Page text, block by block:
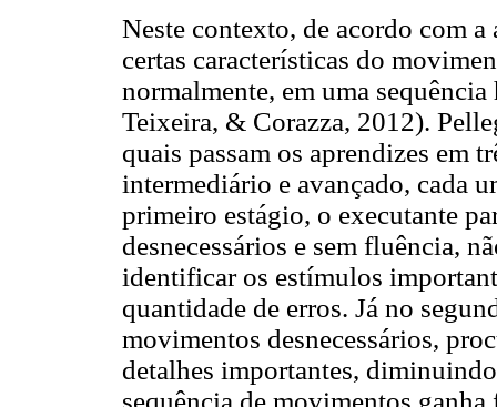
Neste contexto, de acordo com
certas características do
normalmente, em uma
Teixeira, & Corazza, 2012).
quais passam os aprendizes em
intermediário e avançado, cada
primeiro estágio, o executante
desnecessários e sem fluência,
identificar os estímulos
quantidade de erros. Já no
movimentos desnecessários,
detalhes importantes,